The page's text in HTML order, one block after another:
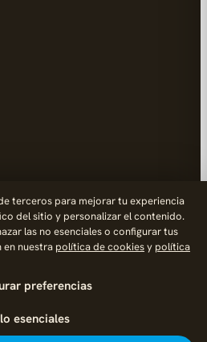
terceros para mejorar tu experiencia
del sitio y personalizar el contenido.
las no esenciales o configurar tus
en nuestra política de cookiesy política
preferencias
esenciales